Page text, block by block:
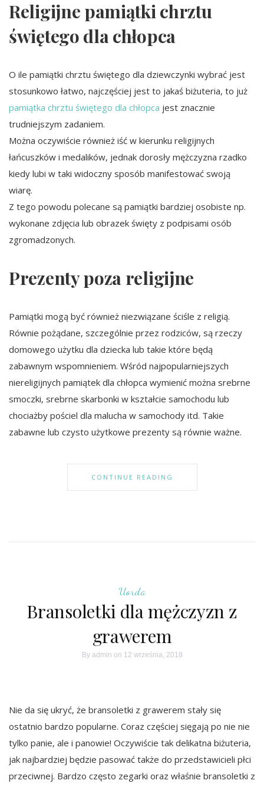
Religijne pamiątki chrztu
świętego dla chłopca
O ile pamiątki chrztu świętego dla dziewczynki wybrać jest
stosunkowo łatwo, najczęściej jest to jakaś biżuteria, to już
pamiątka chrztu świętego dla chłopca jest znacznie
trudniejszym zadaniem.
Można oczywiście również iść w kierunku religijnych
łańcuszków i medalików, jednak dorosły mężczyzna rzadko
kiedy lubi w taki widoczny sposób manifestować swoją
wiarę.
Z tego powodu polecane są pamiątki bardziej osobiste np.
wykonane zdjęcia lub obrazek święty z podpisami osób
zgromadzonych.
Prezenty poza religijne
Pamiątki mogą być również niezwiązane ściśle z religią.
Równie pożądane, szczególnie przez rodziców, są rzeczy
domowego użytku dla dziecka lub takie które będą
zabawnym wspomnieniem. Wśród najpopularniejszych
niereligijnych pamiątek dla chłopca wymienić można srebrne
smoczki, srebrne skarbonki w kształcie samochodu lub
chociażby pościel dla malucha w samochody itd. Takie
zabawne lub czysto użytkowe prezenty są równie ważne.
CONTINUE READING
Uorda
Bransoletki dla mężczyzn z
grawerem
By admin on 12 września, 2018
Nie da się ukryć, że bransoletki z grawerem stały się
ostatnio bardzo popularne. Coraz częściej sięgają po nie nie
tylko panie, ale i panowie! Oczywiście tak delikatna biżuteria,
jak najbardziej będzie pasować także do przedstawicieli płci
przeciwnej. Bardzo często zegarki oraz właśnie bransoletki z